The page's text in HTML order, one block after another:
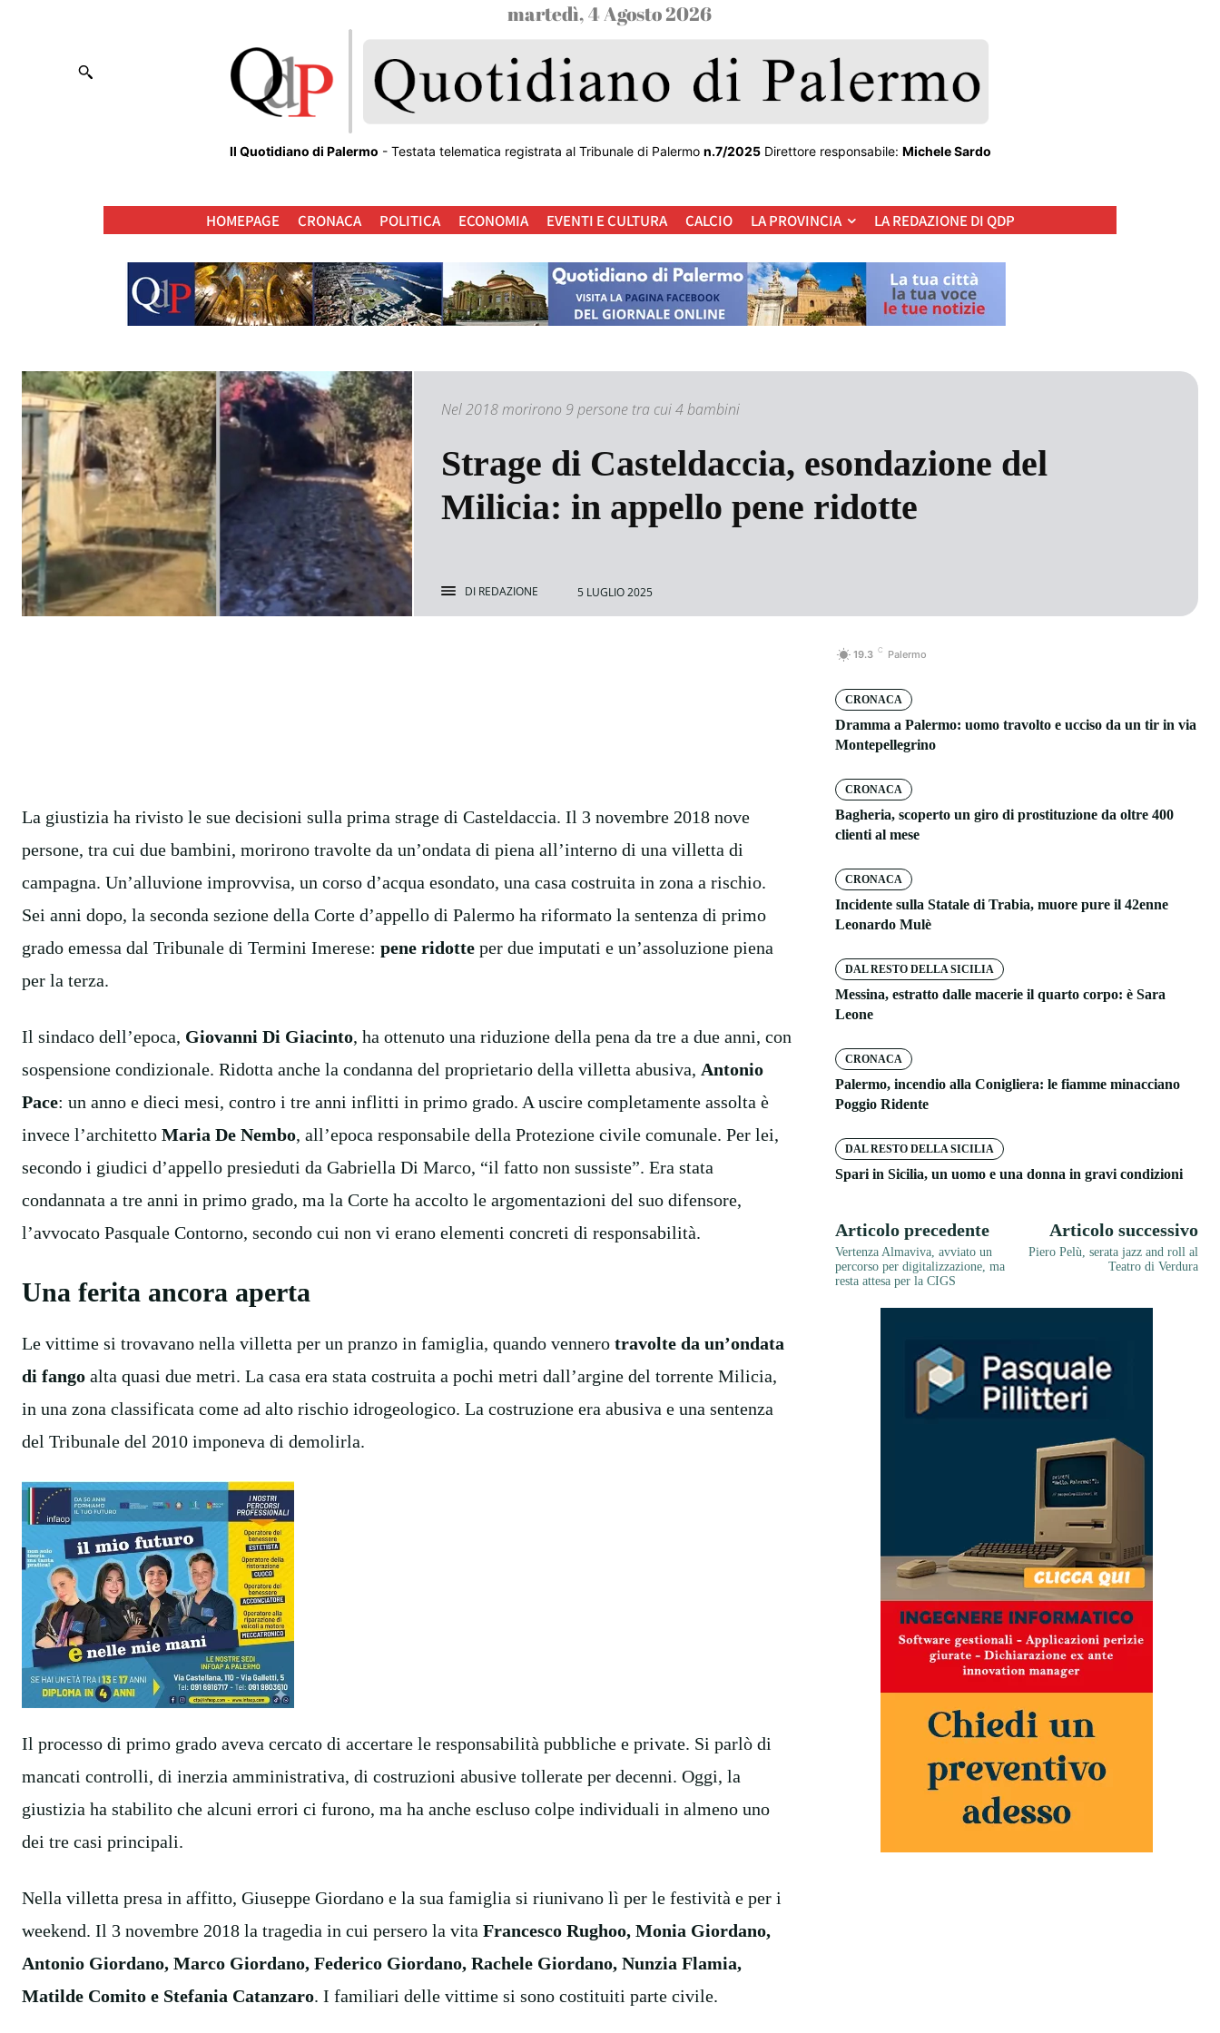
martedì, 4 Agosto 2026
Il Quotidiano di Palermo - Testata telematica registrata al Tribunale di Palermo n.7/2025Direttore responsabile: Michele Sardo
HOMEPAGE CRONACA POLITICA ECONOMIA EVENTI E CULTURA CALCIO LA PROVINCIA LA REDAZIONE DI QDP
Nel 2018 morirono 9 persone tra cui 4 bambini
Strage di Casteldaccia, esondazione del
Milicia: in appello pene ridotte
DI REDAZIONE 5 LUGLIO 2025
La giustizia ha rivisto le sue decisioni sulla prima strage di Casteldaccia. Il 3 novembre 2018 nove
persone, tra cui due bambini, morirono travolte da un’ondata di piena all’interno di una villetta di
campagna. Un’alluvione improvvisa, un corso d’acqua esondato, una casa costruita in zona a rischio.
Sei anni dopo, la seconda sezione della Corte d’appello di Palermo ha riformato la sentenza di primo
grado emessa dal Tribunale di Termini Imerese: pene ridotte per due imputati e un’assoluzione piena
per la terza.
Il sindaco dell’epoca, Giovanni Di Giacinto, ha ottenuto una riduzione della pena da tre a due anni, con
sospensione condizionale. Ridotta anche la condanna del proprietario della villetta abusiva, Antonio
Pace: un anno e dieci mesi, contro i tre anni inflitti in primo grado. A uscire completamente assolta è
invece l’architetto Maria De Nembo, all’epoca responsabile della Protezione civile comunale. Per lei,
secondo i giudici d’appello presieduti da Gabriella Di Marco, “il fatto non sussiste”. Era stata
condannata a tre anni in primo grado, ma la Corte ha accolto le argomentazioni del suo difensore,
l’avvocato Pasquale Contorno, secondo cui non vi erano elementi concreti di responsabilità.
Una ferita ancora aperta
Le vittime si trovavano nella villetta per un pranzo in famiglia, quando vennero travolte da un’ondata
di fango alta quasi due metri. La casa era stata costruita a pochi metri dall’argine del torrente Milicia,
in una zona classificata come ad alto rischio idrogeologico. La costruzione era abusiva e una sentenza
del Tribunale del 2010 imponeva di demolirla.
Il processo di primo grado aveva cercato di accertare le responsabilità pubbliche e private. Si parlò di
mancati controlli, di inerzia amministrativa, di costruzioni abusive tollerate per decenni. Oggi, la
giustizia ha stabilito che alcuni errori ci furono, ma ha anche escluso colpe individuali in almeno uno
dei tre casi principali.
Nella villetta presa in affitto, Giuseppe Giordano e la sua famiglia si riunivano lì per le festività e per i
weekend. Il 3 novembre 2018 la tragedia in cui persero la vita Francesco Rughoo, Monia Giordano,
Antonio Giordano, Marco Giordano, Federico Giordano, Rachele Giordano, Nunzia Flamia,
Matilde Comito e Stefania Catanzaro. I familiari delle vittime si sono costituiti parte civile.
19.3 C Palermo
CRONACA
Dramma a Palermo: uomo travolto e ucciso da un tir in via
Montepellegrino
CRONACA
Bagheria, scoperto un giro di prostituzione da oltre 400
clienti al mese
CRONACA
Incidente sulla Statale di Trabia, muore pure il 42enne
Leonardo Mulè
DAL RESTO DELLA SICILIA
Messina, estratto dalle macerie il quarto corpo: è Sara
Leone
CRONACA
Palermo, incendio alla Conigliera: le fiamme minacciano
Poggio Ridente
DAL RESTO DELLA SICILIA
Spari in Sicilia, un uomo e una donna in gravi condizioni
Articolo precedente
Vertenza Almaviva, avviato un
percorso per digitalizzazione, ma
resta attesa per la CIGS
Articolo successivo
Piero Pelù, serata jazz and roll al
Teatro di Verdura